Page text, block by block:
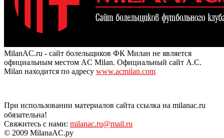
MilanAC.ru - сайт болельщиков ФК Милан не является
официальным местом AC Milan. Официальный сайт A.C.
Milan находится по адресу www.acmilan.com
При использовании материалов сайта ссылка на milanac.ru
обязательна!
Свяжитесь с нами: milanac.ru@mail.ru
© 2009 MilanaAC.ру